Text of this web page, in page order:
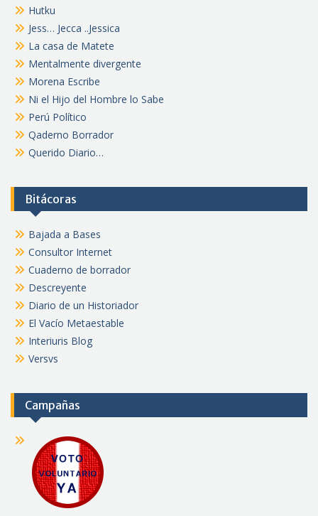
Hutku
Jess… Jecca ..Jessica
La casa de Matete
Mentalmente divergente
Morena Escribe
Ni el Hijo del Hombre lo Sabe
Perú Político
Qaderno Borrador
Querido Diario…
Bitácoras
Bajada a Bases
Consultor Internet
Cuaderno de borrador
Descreyente
Diario de un Historiador
El Vacío Metaestable
Interiuris Blog
Versvs
Campañas